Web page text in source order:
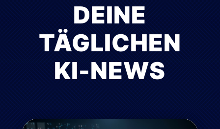
DEINE
TÄGLICHEN
KI-NEWS